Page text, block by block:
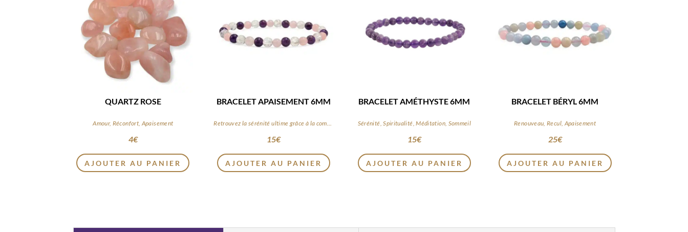
QUARTZ ROSE
Amour, Réconfort, Apaisement
4€
AJOUTER AU PANIER
BRACELET APAISEMENT 6MM
Retrouvez la sérénité ultime grâce à la combinaison de ces pierres apaisantes
15€
AJOUTER AU PANIER
BRACELET AMÉTHYSTE 6MM
Sérénité, Spiritualité, Méditation, Sommeil
15€
AJOUTER AU PANIER
BRACELET BÉRYL 6MM
Renouveau, Recul, Apaisement
25€
AJOUTER AU PANIER